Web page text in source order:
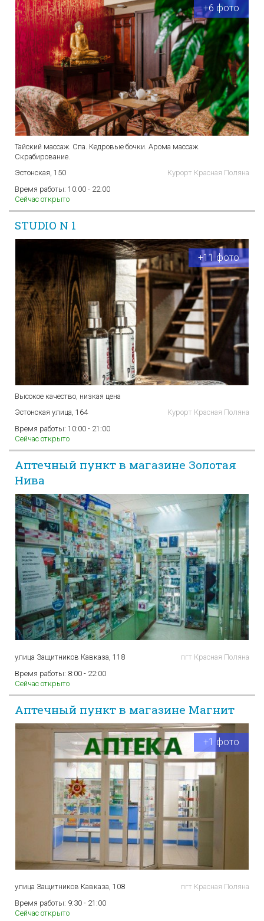
+6 фото
Тайский массаж. Спа. Кедровые бочки. Арома массаж.
Скрабирование.
Эстонская, 150
Курорт Красная Поляна
Время работы: 10:00 - 22:00
Сейчас открыто
STUDIO N 1
+11 фото
Высокое качество, низкая цена
Эстонская улица, 164
Курорт Красная Поляна
Время работы: 10:00 - 21:00
Сейчас открыто
Аптечный пункт в магазине Золотая
Нива
улица Защитников Кавказа, 118
пгт Красная Поляна
Время работы: 8:00 - 22:00
Сейчас открыто
Аптечный пункт в магазине Магнит
+1 фото
улица Защитников Кавказа, 108
пгт Красная Поляна
Время работы: 9:30 - 21:00
Сейчас открыто